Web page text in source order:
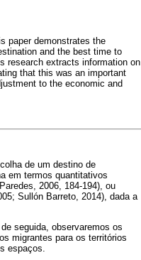
paper demonstrates the
and the best time to
research extracts information on
that this was an important
to the economic and
de um destino de
em termos quantitativos
2006, 184-194), ou
Sullón Barreto, 2014), dada a
seguida, observaremos os
migrantes para os territórios
espaços.